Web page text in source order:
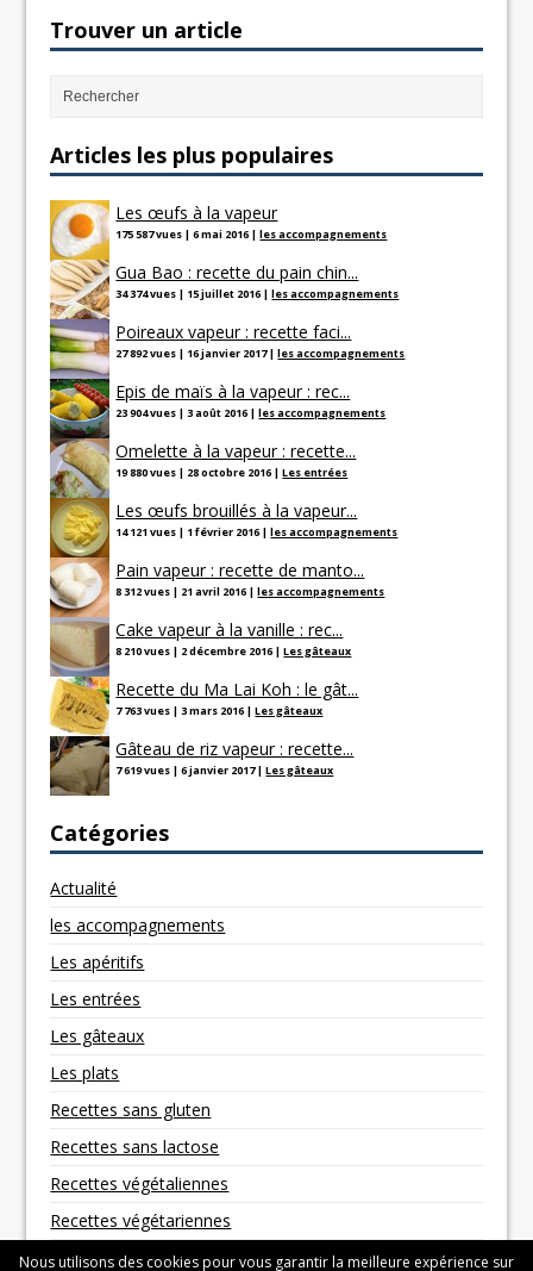
Trouver un article
Articles les plus populaires
Les œufs à la vapeur
175 587 vues |6 mai 2016 |les accompagnements
Gua Bao : recette du pain chin...
34 374 vues | 15 juillet 2016 |les accompagnements
Poireaux vapeur : recette faci...
27 892 vues | 16 janvier 2017|les accompagnements
Epis de maïs à la vapeur : rec...
23 904 vues |3 août 2016 |les accompagnements
Omelette à la vapeur : recette...
19 880 vues | 28 octobre 2016 |Les entrées
Les œufs brouillés à la vapeur...
14 121 vues | 1 février 2016 |les accompagnements
Pain vapeur : recette de manto...
8 312 vues | 21 avril 2016 |les accompagnements
Cake vapeur à la vanille : rec...
8 210 vues | 2 décembre 2016 |Les gâteaux
Recette du Ma Lai Koh : le gât...
7 763 vues |3 mars 2016 |Les gâteaux
Gâteau de riz vapeur : recette...
7 619 vues |6 janvier 2017|Les gâteaux
Catégories
Actualité
les accompagnements
Les apéritifs
Les entrées
Les gâteaux
Les plats
Recettes sans gluten
Recettes sans lactose
Recettes végétaliennes
Recettes végétariennes
Nous utilisons des cookies pour vous garantir la meilleure expérience sur